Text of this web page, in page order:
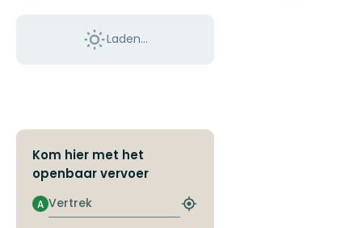
Laden…
Kom hier met het
openbaar vervoer
Vertrek
A
Zoek